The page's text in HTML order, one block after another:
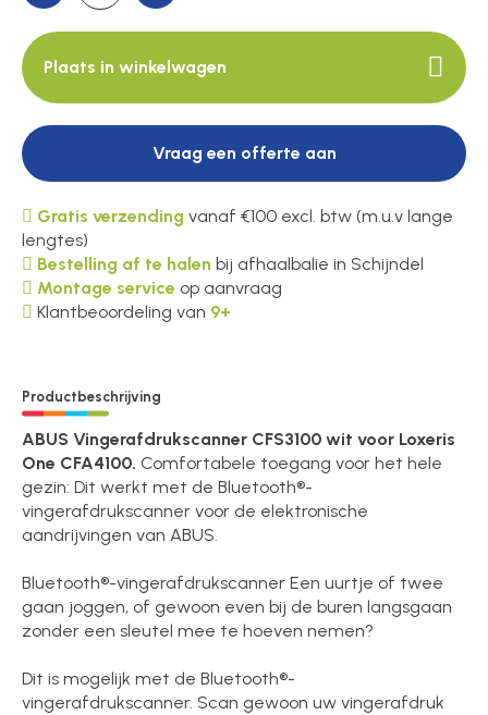
Plaats in winkelwagen
Vraag een offerte aan
Gratis verzending vanaf €100 excl. btw (m.u.v lange
lengtes)
Bestelling af te halen bij afhaalbalie in Schijndel
Montage service op aanvraag
Klantbeoordeling van 9+
Productbeschrijving
ABUS Vingerafdrukscanner CFS3100 wit voor Loxeris
One CFA4100.Comfortabele toegang voor het hele
gezin: Dit werkt met de Bluetooth®-
vingerafdrukscanner voor de elektronische
aandrijvingen van ABUS.
Bluetooth®-vingerafdrukscanner Een uurtje of twee
gaan joggen, of gewoon even bij de buren langsgaan
zonder een sleutel mee te hoeven nemen?
Dit is mogelijk met de Bluetooth®-
vingerafdrukscanner. Scan gewoon uw vingerafdruk